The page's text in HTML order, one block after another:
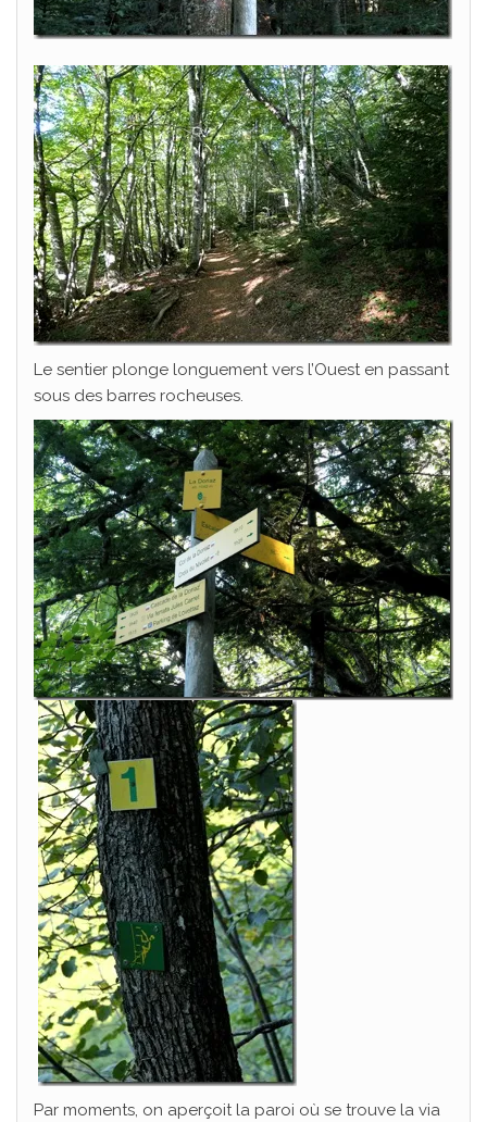
Le sentier plonge longuement vers l’Ouest en passant
sous des barres rocheuses.
Par moments, on aperçoit la paroi où se trouve la via